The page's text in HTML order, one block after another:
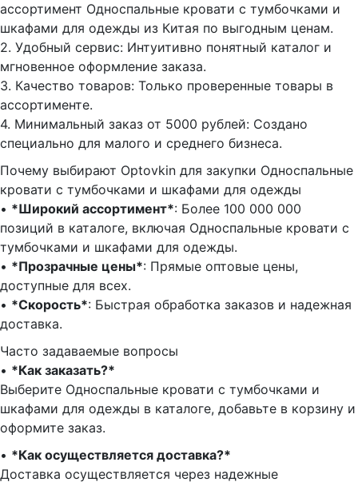
ассортимент Односпальные кровати с тумбочками и
шкафами для одежды из Китая по выгодным ценам.
2.⁠ ⁠Удобный сервис: Интуитивно понятный каталог и
мгновенное оформление заказа.
3.⁠ ⁠Качество товаров: Только проверенные товары в
ассортименте.
4.⁠ ⁠Минимальный заказ от 5000 рублей: Создано
специально для малого и среднего бизнеса.
Почему выбирают Optovkin для закупки Односпальные
кровати с тумбочками и шкафами для одежды
•⁠ ⁠ *Широкий ассортимент*: Более 100 000 000
позиций в каталоге, включая Односпальные кровати с
тумбочками и шкафами для одежды.
•⁠ ⁠ *Прозрачные цены*: Прямые оптовые цены,
доступные для всех.
•⁠ ⁠ *Скорость*: Быстрая обработка заказов и надежная
доставка.
Часто задаваемые вопросы
•⁠ ⁠*Как заказать?*
Выберите Односпальные кровати с тумбочками и
шкафами для одежды в каталоге, добавьте в корзину и
оформите заказ.
•⁠ ⁠ *Как осуществляется доставка?*
Доставка осуществляется через надежные